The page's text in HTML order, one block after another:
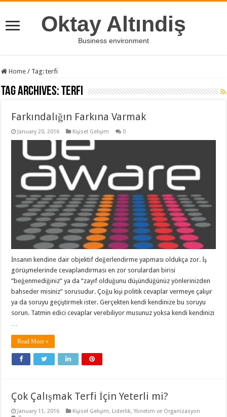
Oktay Altındiş
Business environment
Home / Tag:terfi
Tag Archives:terfi
Farkındalığın Farkına Varmak
January 20, 2016 Kişisel Gelişim 0
İnsanın kendine dair objektif değerlendirme yapması oldukça zor. İş
görüşmelerinde cevaplandırması en zor sorulardan birisi
“beğenmediğiniz” ya da “zayıf olduğunu düşündüğünüz yönlerinizden
bahseder misiniz” sorusudur. Çoğu kişi politik cevaplar vermeye çalışır
ya da soruyu geçiştirmek ister. Gerçekten kendi kendinize bu soruyu
sorun. Tatmin edici cevaplar verebiliyor musunuz yoksa kendi kendinizi
Read More »
Çok Çalışmak Terfi İçin Yeterli mi?
January 11, 2016 Kişisel Gelişim, Liderlik,Yönetim ve Organizasyon